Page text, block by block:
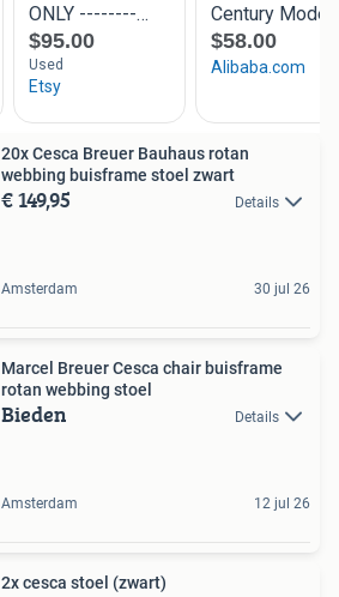
20x Cesca Breuer Bauhaus rotan
webbing buisframe stoel zwart
€ 149,95 Details
Amsterdam 30 jul 26
Marcel Breuer Cesca chair buisframe
rotan webbing stoel
Bieden Details
Amsterdam 12 jul 26
2x cesca stoel (zwart)